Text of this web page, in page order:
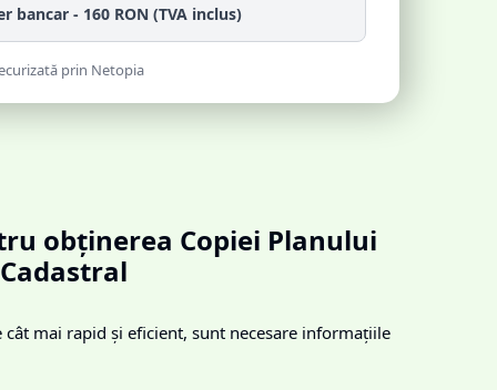
bancar - 160 RON (TVA inclus)
prin Netopia
obținerea Copiei Planului
Cadastral
cât mai rapid și eficient, sunt necesare informațiile